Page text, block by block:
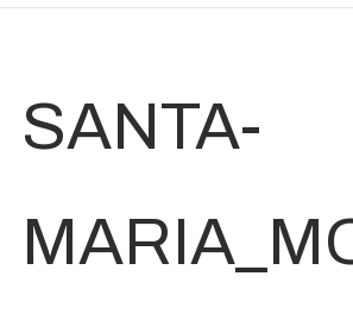
SANTA-